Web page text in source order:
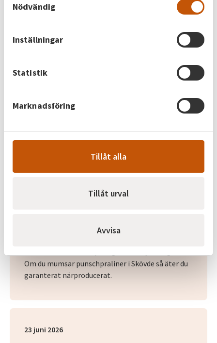
Nödvändig
Inställningar
Statistik
Marknadsföring
Tillåt alla
Tillåt urval
Avvisa
energin
Möt en av våra kunder. På Skövdebostäder jobbar
man metodiskt med energi i sina fastigheter. Det
passar i alla hus – men om att få ut mesta möjliga
av varje kilowattimme ur den energi man köper in
lösningar till morgondagens system Förr hade
Skövdebostäder…
Varmt och gott hos Grahns
arbetare och hållbar energi. Hos skövdeföretaget
Om du mumsar punschpraliner i Skövde så äter du
garanterat närproducerat.
23 juni 2026